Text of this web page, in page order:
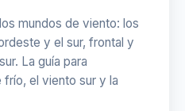
mundos de viento: los
y el sur, frontal y
La guía para
el viento sur y la